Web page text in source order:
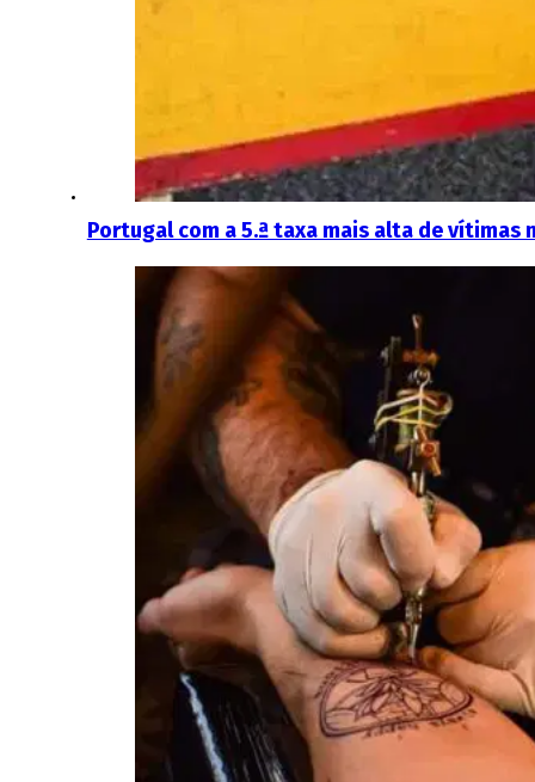
Portugal com a 5.ª taxa mais alta de